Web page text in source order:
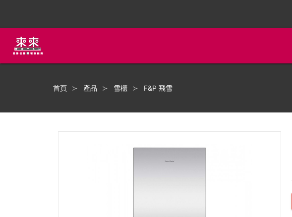
首頁 產品 雪櫃 F&P 飛雪